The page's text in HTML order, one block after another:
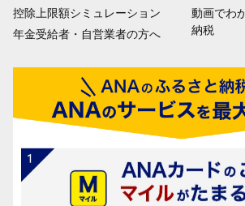
控除上限額シミュレーション
年金受給者・自営業者の方へ
動画でわ
納税